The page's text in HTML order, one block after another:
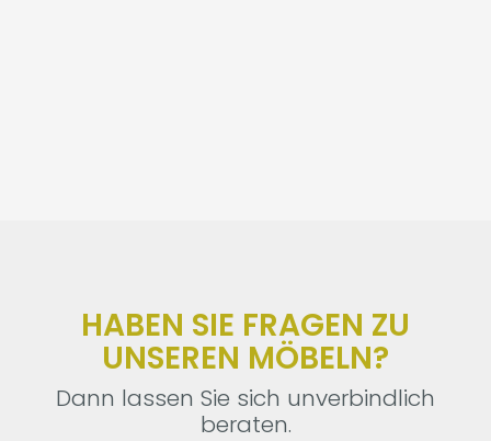
HABEN SIE FRAGEN ZU
UNSEREN MÖBELN?
Dann lassen Sie sich unverbindlich
beraten.